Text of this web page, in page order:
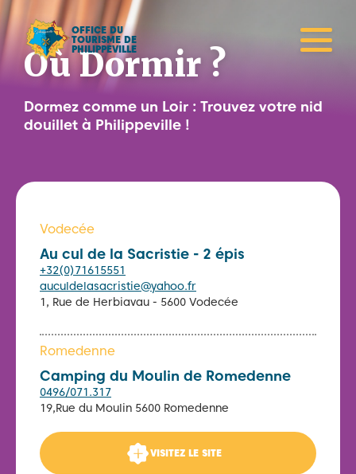
OFFICE DU
TOURISME DE
PHILIPPEVILLE
Où Dormir ?
Dormez comme un Loir : Trouvez votre nid
douillet à Philippeville !
Vodecée
Au cul de la Sacristie - 2 épis
+32(0)71615551
auculdelasacristie@yahoo.fr
1, Rue de Herbiavau - 5600 Vodecée
Romedenne
Camping du Moulin de Romedenne
0496/071.317
19,Rue du Moulin 5600 Romedenne
VISITEZ LE SITE